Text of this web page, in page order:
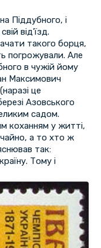
Піддубного, і
від'їзд.
такого борця,
погрожували. Але
в чужій йому
Максимович
це
Азовського
садом.
коханням у житті,
а то хто ж
так:
Тому і